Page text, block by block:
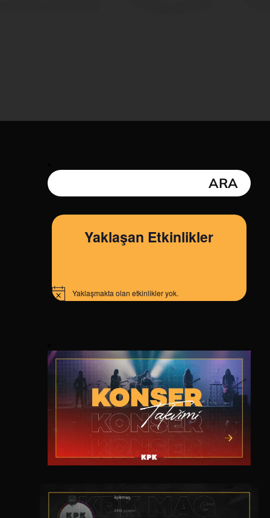
Yaklaşan Etkinlikler
Notice Yaklaşmakta olan etkinlikler yok.